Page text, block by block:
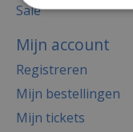
Sale
Mijn account
Registreren
Mijn bestellingen
Mijn tickets